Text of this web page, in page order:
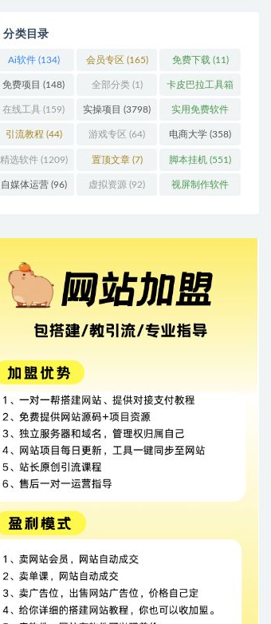
分类目录
Ai软件(134) 会员专区 (165) 免费下载 (11)
免费项目 (148) 全部分类(1) 卡皮巴拉工具箱
(3)
在线工具 (159) 实操项目 (3798) 实用免费软件
(415)
引流教程 (44) 游戏专区 (64) 电商大学 (358)
精选软件(1209) 置顶文章(7) 脚本挂机 (551)
自媒体运营(96) 虚拟资源 (92) 视屏制作软件